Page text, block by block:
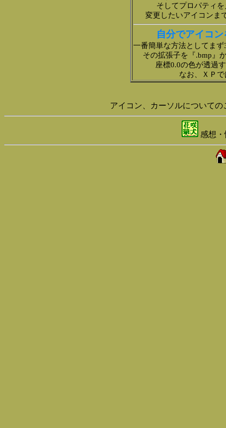
そしてプロパティ
変更したいアイコンま
自分でアイコ
一番簡単な方法としてま
その拡張子を『.bmp』
座標0.0の色が透過
なお、ＸＰ
アイコン、カーソルについて
感想